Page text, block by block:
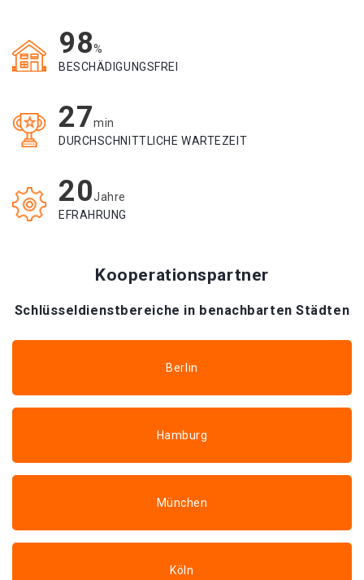
98%
BESCHÄDIGUNGSFREI
27min
DURCHSCHNITTLICHE WARTEZEIT
20Jahre
EFRAHRUNG
Kooperationspartner
Schlüsseldienstbereiche in benachbarten Städten
Berlin
Hamburg
München
Köln